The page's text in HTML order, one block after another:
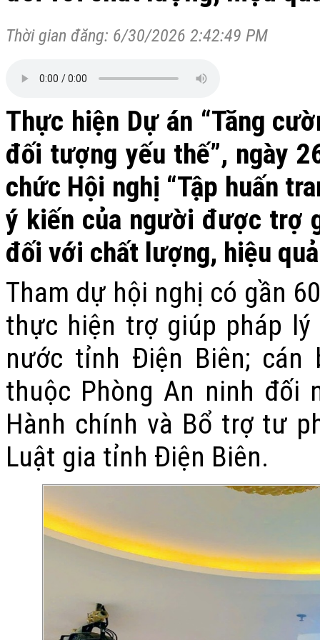
Thời gian đăng: 6/30/2026 2:42:49 PM
Thực hiện Dự án “Tăng
đối tượng yếu thế”, ngày
chức Hội nghị “Tập huấn
ý kiến của người được trợ
đối với chất lượng, hiệu
Tham dự hội nghị có gần
thực hiện trợ giúp pháp lý
nước tỉnh Điện Biên; cán
thuộc Phòng An ninh đối
Hành chính và Bổ trợ tư
Luật gia tỉnh Điện Biên.